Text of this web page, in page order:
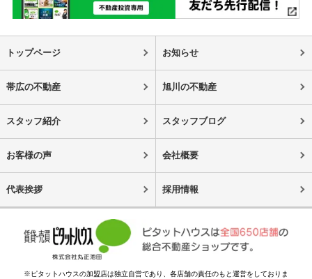
トップページ お知らせ
帯広の不動産 旭川の不動産
スタッフ紹介 スタッフブログ
お客様の声 会社概要
代表挨拶 採用情報
※ピタットハウスの加盟店は独立自営であり、各店舗の責任のもと運営をしておりま